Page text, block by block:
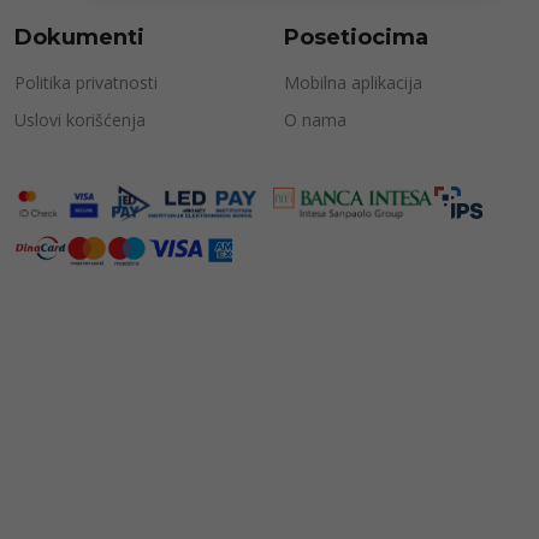
Dokumenti
Politika privatnosti
Uslovi korišćenja
Posetiocima
Mobilna aplikacija
O nama